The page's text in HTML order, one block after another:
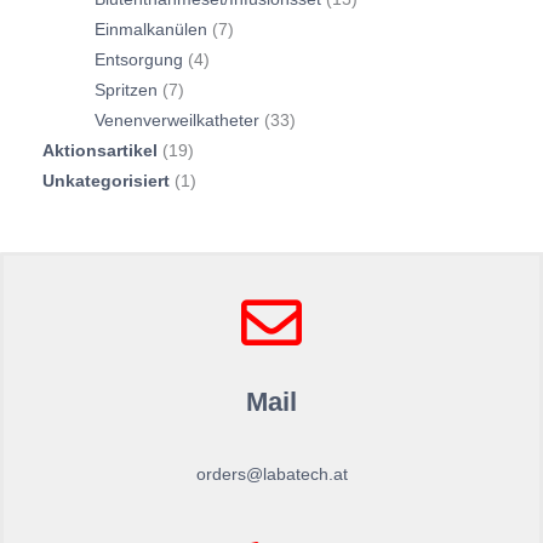
Einmalkanülen
7
Entsorgung
4
Spritzen
7
Venenverweilkatheter 33
Aktionsartikel
19
Unkategorisiert
1
Mail
orders@labatech.at